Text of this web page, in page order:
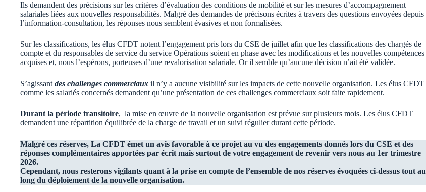
Ils demandent des précisions sur les critères d’évaluation des conditions de mobilité et sur les mesures d’accompagnement
salariales liées aux nouvelles responsabilités. Malgré des demandes de précisons écrites à travers des questions envoyées depuis
l’information-consultation, les réponses nous semblent évasives et non formalisées.
Sur les classifications, les élus CFDT notent l’engagement pris lors du CSE de juillet afin que les classifications des chargés de
compte et du responsables de service du service Opérations soient en phase avec les modifications et les nouvelles compétences
acquises et, nous l’espérons, porteuses d’une revalorisation salariale. Or il semble qu’aucune décision n’ait été validée.
S’agissant des challenges commerciaux il n’y a aucune visibilité sur les impacts de cette nouvelle organisation. Les élus CFDT
comme les salariés concernés demandent qu’une présentation de ces challenges commerciaux soit faite rapidement.
Durant la période transitoire, la mise en œuvre de la nouvelle organisation est prévue sur plusieurs mois. Les élus CFDT
demandent une répartition équilibrée de la charge de travail et un suivi régulier durant cette période.
Malgré ces réserves, La CFDT émet un avis favorable à ce projet au vu des engagements donnés lors du CSE et des
réponses complémentaires apportées par écrit mais surtout de votre engagement de revenir vers nous au 1er trimestre
2026.
Cependant, nous resterons vigilants quant à la prise en compte de l’ensemble de nos réserves évoquées ci-dessus tout au
long du déploiement de la nouvelle organisation.